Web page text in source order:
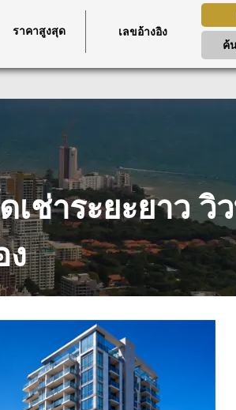
ราคาสูงสุด
ค้
ช่าระยะยาว วิ
ง